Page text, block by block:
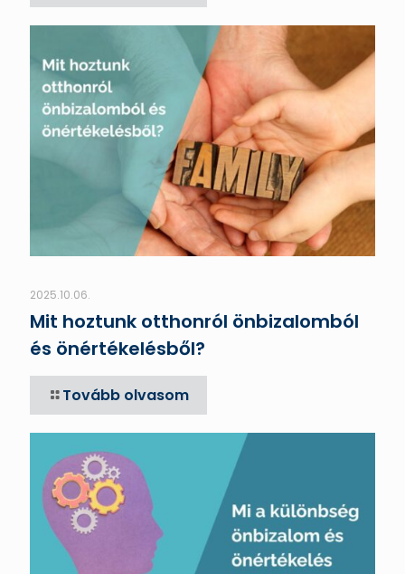
2025.10.06.
Mit hoztunk otthonról önbizalomból
és önértékelésből?
Tovább olvasom